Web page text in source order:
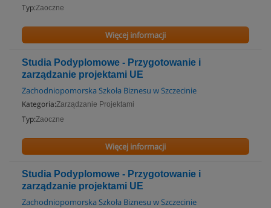
Typ:Zaoczne
Więcej informacji
Studia Podyplomowe - Przygotowanie i
zarządzanie projektami UE
Zachodniopomorska Szkoła Biznesu w Szczecinie
Kategoria:Zarządzanie Projektami
Typ:Zaoczne
Więcej informacji
Studia Podyplomowe - Przygotowanie i
zarządzanie projektami UE
Zachodniopomorska Szkoła Biznesu w Szczecinie